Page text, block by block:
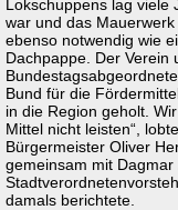
Lokschuppens lag viele
war und das
ebenso notwendig wie
Dachpappe. Der Verein
Bund für die
in die Region geholt.
Mittel nicht leisten“,
Bürgermeister Oliver
gemeinsam mit
damals berichtete.